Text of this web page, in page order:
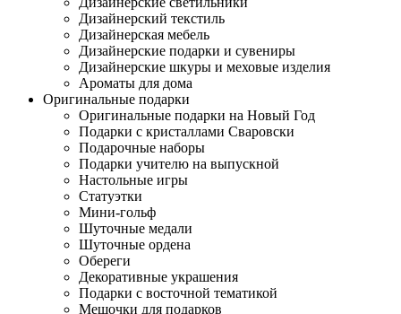
Дизайнерский текстиль
Дизайнерская мебель
Дизайнерские подарки и сувениры
Дизайнерские шкуры и меховые изделия
Ароматы для дома
Оригинальные подарки
Оригинальные подарки на Новый Год
Подарки с кристаллами Сваровски
Подарочные наборы
Подарки учителю на выпускной
Настольные игры
Статуэтки
Мини-гольф
Шуточные медали
Шуточные ордена
Обереги
Декоративные украшения
Подарки с восточной тематикой
Мешочки для подарков